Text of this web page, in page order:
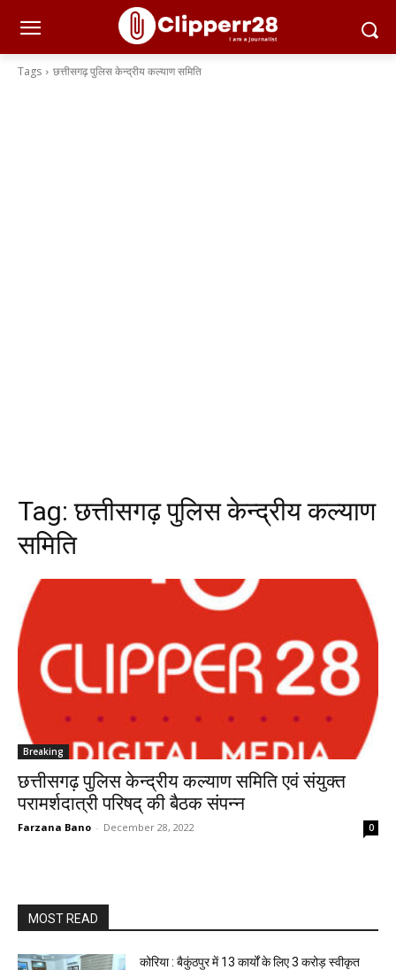
Tags छत्तीसगढ़ पुलिस केन्द्रीय कल्याण समिति
Tag:छत्तीसगढ़ पुलिस केन्द्रीय कल्याण
समिति
Breaking
छत्तीसगढ़ पुलिस केन्द्रीय कल्याण समिति एवं संयुक्त
परामर्शदात्री परिषद् की बैठक संपन्न
Farzana Bano - December 28, 2022 0
MOST READ
कोरिया : बैकुंठपुर में 13 कार्यों के लिए 3 करोड़ स्वीकृत